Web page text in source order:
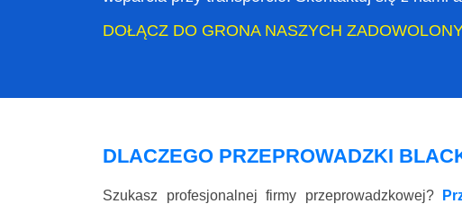
DOŁĄCZ DO GRONA NASZYCH
DLACZEGO PRZEPROWADZKI
Szukasz profesjonalnej firmy przeprowadzkowej?